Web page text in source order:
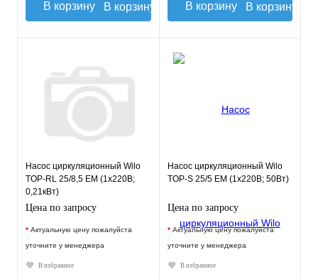
В корзину В корзину
Насос циркуляционный Wilo
TOP-RL 25/8,5 EM (1х220В;
0,21кВт)
Цена по запросу
* Актуальную цену пожалуйста
уточните у менеджера
В избранное
Насос циркуляционный Wilo
TOP-S 25/5 EM (1х220В; 50Вт)
Цена по запросу
* Актуальную цену пожалуйста
уточните у менеджера
В избранное